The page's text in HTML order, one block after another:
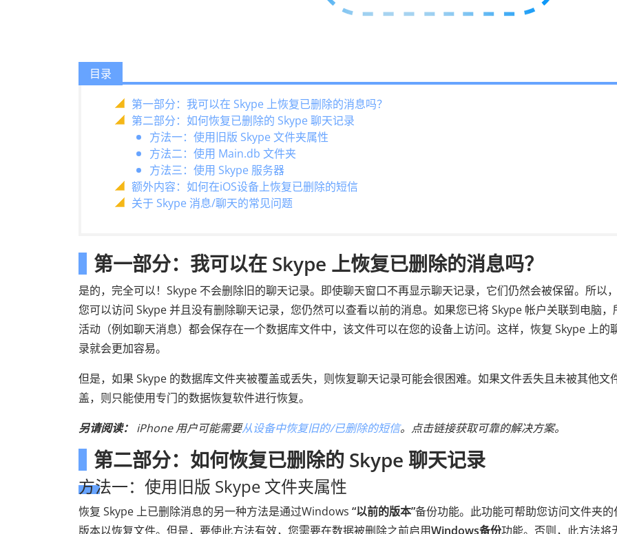
目录
第一部分：我可以在 Skype 上恢复已删除的消息吗？
第二部分：如何恢复已删除的 Skype 聊天记录
方法一：使用旧版 Skype 文件夹属性
方法二：使用 Main.db 文件夹
方法三：使用 Skype 服务器
额外内容：如何在iOS设备上恢复已删除的短信
关于 Skype 消息/聊天的常见问题
第一部分：我可以在 Skype 上恢复已删除的消息吗？
是的，完全可以！Skype 不会删除旧的聊天记录。即使聊天窗口不再显示聊天记录，它们仍然会被保留。所以
您可以访问 Skype 并且没有删除聊天记录，您仍然可以查看以前的消息。如果您已将 Skype 帐户关联到电脑，
活动（例如聊天消息）都会保存在一个数据库文件中，该文件可以在您的设备上访问。这样，恢复 Skype 上的
录就会更加容易。
但是，如果 Skype 的数据库文件夹被覆盖或丢失，则恢复聊天记录可能会很困难。如果文件丢失且未被其他文
盖，则只能使用专门的数据恢复软件进行恢复。
另请阅读： iPhone 用户可能需要从设备中恢复旧的/已删除的短信。点击链接获取可靠的解决方案。
第二部分：如何恢复已删除的 Skype 聊天记录
方法一：使用旧版 Skype 文件夹属性
恢复 Skype 上已删除消息的另一种方法是通过Windows “以前的版本”备份功能。此功能可帮助您访问文件夹的
版本以恢复文件。但是，要使此方法有效，您需要在数据被删除之前启用Windows备份功能。否则，此方法将